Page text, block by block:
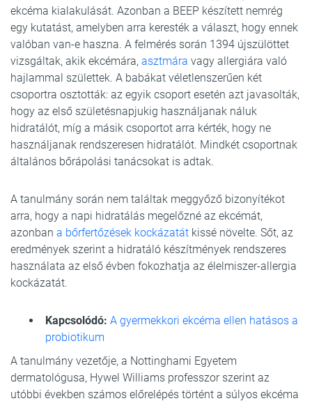
ekcéma kialakulását. Azonban a BEEP készített nemrég
egy kutatást, amelyben arra keresték a választ, hogy ennek
valóban van-e haszna. A felmérés során 1394 újszülöttet
vizsgáltak, akik ekcémára, asztmára vagy allergiára való
hajlammal születtek. A babákat véletlenszerűen két
csoportra osztották: az egyik csoport esetén azt javasolták,
hogy az első születésnapjukig használjanak náluk
hidratálót, míg a másik csoportot arra kérték, hogy ne
használjanak rendszeresen hidratálót. Mindkét csoportnak
általános bőrápolási tanácsokat is adtak.
A tanulmány során nem találtak meggyőző bizonyítékot
arra, hogy a napi hidratálás megelőzné az ekcémát,
azonban a bőrfertőzések kockázatát kissé növelte. Sőt, az
eredmények szerint a hidratáló készítmények rendszeres
használata az első évben fokozhatja az élelmiszer-allergia
kockázatát.
Kapcsolódó: A gyermekkori ekcéma ellen hatásos a
probiotikum
A tanulmány vezetője, a Nottinghami Egyetem
dermatológusa, Hywel Williams professzor szerint az
utóbbi években számos előrelépés történt a súlyos ekcéma